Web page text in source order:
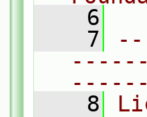
    6
    7
    8